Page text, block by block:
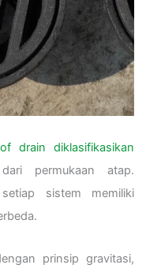
drain diklasifikasikan
permukaan atap.
sistem memiliki
prinsip gravitasi,